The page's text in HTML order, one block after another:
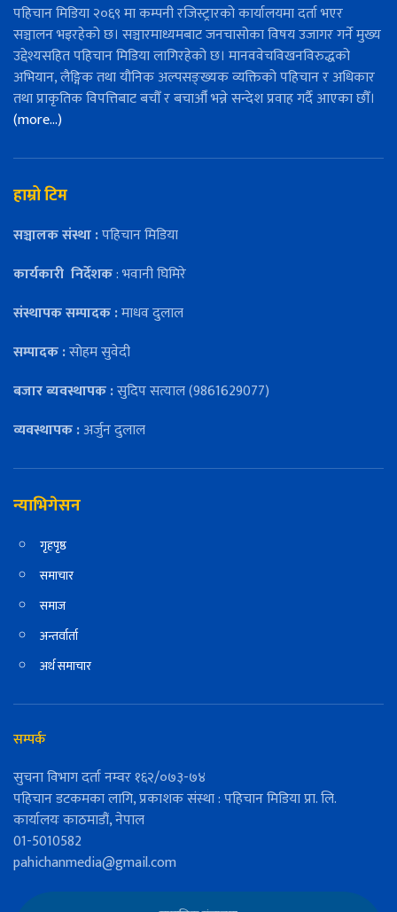
पहिचान मिडिया २०६९ मा कम्पनी रजिस्ट्रारको कार्यालयमा दर्ता भएर
सञ्चालन भइरहेको छ। सञ्चारमाध्यमबाट जनचासोका विषय उजागर गर्ने मुख्य
उद्देश्यसहित पहिचान मिडिया लागिरहेको छ। मानववेचविखनविरुद्धको
अभियान, लैङ्गिक तथा यौनिक अल्पसङ्ख्यक व्यक्तिको पहिचान र अधिकार
तथा प्राकृतिक विपत्तिबाट बचौँ र बचाऔँ भन्ने सन्देश प्रवाह गर्दै आएका छौँ।
(more…)
हाम्रो टिम
सञ्चालक संस्था :पहिचान मिडिया
कार्यकारी निर्देशक: भवानी घिमिरे
संस्थापक सम्पादक :माधव दुलाल
सम्पादक :सोहम सुवेदी
बजार ब्यवस्थापक :सुदिप सत्याल (9861629077)
व्यवस्थापक :अर्जुन दुलाल
न्याभिगेसन
गृहपृष्ठ
समाचार
समाज
अन्तर्वार्ता
अर्थ समाचार
सम्पर्क
सुचना विभाग दर्ता नम्वर १६२/०७३-७४
पहिचान डटकमका लागि, प्रकाशक संस्था : पहिचान मिडिया प्रा. लि.
कार्यालयः काठमाडौं, नेपाल
01-5010582
pahichanmedia@gmail.com